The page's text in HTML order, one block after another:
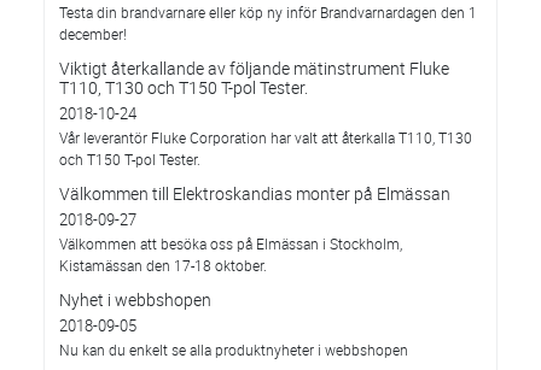
Testa din brandvarnare eller köp ny inför Brandvarnardagen den 1
december!
Viktigt återkallande av följande mätinstrument Fluke
T110, T130 och T150 T-pol Tester.
2018-10-24
Vår leverantör Fluke Corporation har valt att återkalla T110, T130
och T150 T-pol Tester.
Välkommen till Elektroskandias monter på Elmässan
2018-09-27
Välkommen att besöka oss på Elmässan i Stockholm,
Kistamässan den 17-18 oktober.
Nyhet i webbshopen
2018-09-05
Nu kan du enkelt se alla produktnyheter i webbshopen